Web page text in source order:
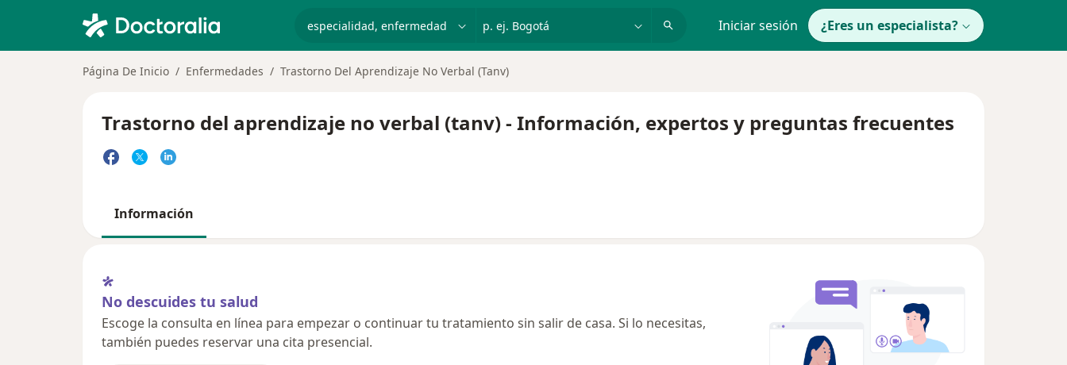
p. ej. Bogotá Iniciar sesión ¿Eres un especialista?
Página De Inicio Enfermedades Trastorno Del Aprendizaje No Verbal (Tanv)
Trastorno del aprendizaje no verbal (tanv) - Información, expertos y preguntas frecuentes
Información
No descuides tu salud
Escoge la consulta en línea para empezar o continuar tu tratamiento sin salir de casa. Si lo necesitas,
también puedes reservar una cita presencial.